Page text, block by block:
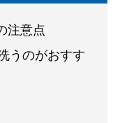
注意点
うのがおすす